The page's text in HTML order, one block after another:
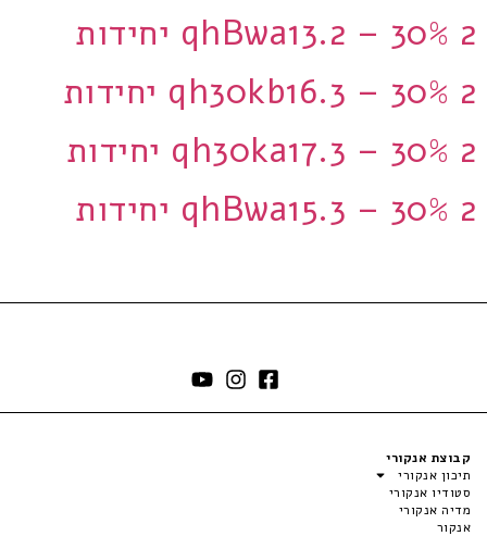
qhBwa13.2 – 30% 2 יחידות
qh30kb16.3 – 30% 2 יחידות
qh30ka17.3 – 30% 2 יחידות
qhBwa15.3 – 30% 2 יחידות
קבוצת אנקורי
תיכון אנקורי
סטודיו אנקורי
מדיה אנקורי
אנקור